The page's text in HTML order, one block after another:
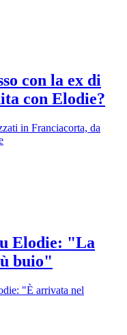
con la ex di
con Elodie?
in Franciacorta, da
Elodie: "La
buio"
"È arrivata nel